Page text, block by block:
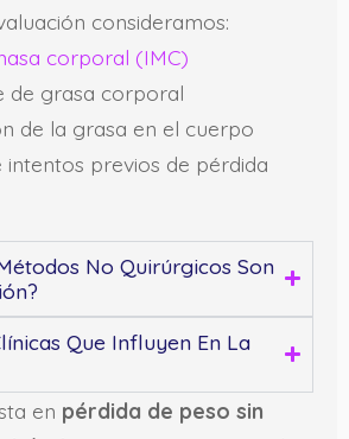
consideramos:
corporal (IMC)
de grasa corporal
de la grasa en el cuerpo
intentos previos de pérdida
No Quirúrgicos Son
Que Influyen En La
en pérdida de peso sin